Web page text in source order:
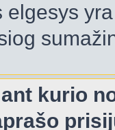
elgesys
kurio